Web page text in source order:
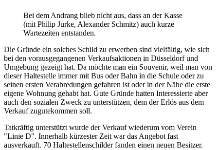
Bei dem Andrang blieb nicht aus, dass an der Kasse
(mit Philip Jurke, Alexander Schmitz) auch kurze
Wartezeiten entstanden.
Die Gründe ein solches Schild zu erwerben sind vielfältig, wie sich
bei den vorausgegangenen Verkaufsaktionen in Düsseldorf und
Umgebung gezeigt hat. Da möchte man ein Souvenir, weil man von
dieser Haltestelle immer mit Bus oder Bahn in die Schule oder zu
seinen ersten Verabredungen gefahren ist oder in der Nähe die erste
eigene Wohnung gehabt hat. Gute Gründe hatten Interessierte aber
auch den sozialen Zweck zu unterstützen, dem der Erlös aus dem
Verkauf zugutekommen soll.
Tatkräftig unterstützt wurde der Verkauf wiederum vom Verein
"Linie D". Innerhalb kürzester Zeit war das Angebot fast
ausverkauft. 70 Haltestellenschilder fanden einen neuen Besitzer.